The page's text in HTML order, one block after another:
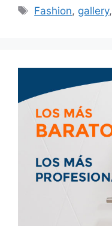
Fashion, gallery,